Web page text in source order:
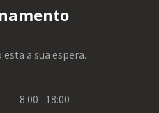
a sua espera.
8:00 - 18:00